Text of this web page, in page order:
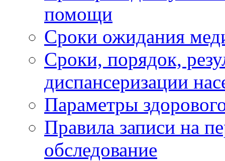
помощи
Сроки ожидания
Сроки, порядок,
диспансеризации
Параметры
Правила записи на
обследование